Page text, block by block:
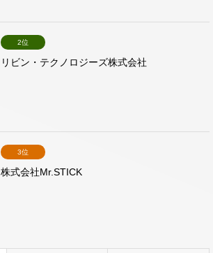
2位
リビン・テクノロジーズ株式会社
3位
株式会社Mr.STICK